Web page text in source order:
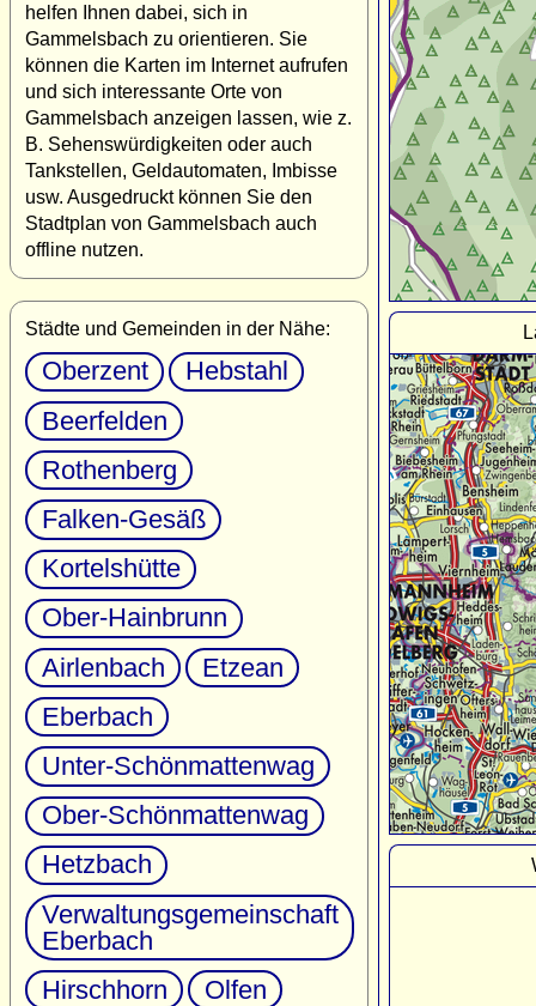
helfen Ihnen dabei, sich in
Gammelsbach zu orientieren. Sie
können die Karten im Internet aufrufen
und sich interessante Orte von
Gammelsbach anzeigen lassen, wie z.
B. Sehenswürdigkeiten oder auch
Tankstellen, Geldautomaten, Imbisse
usw. Ausgedruckt können Sie den
Stadtplan von Gammelsbach auch
offline nutzen.
Städte und Gemeinden in der Nähe:
Oberzent
Hebstahl
Beerfelden
Rothenberg
Falken-Gesäß
Kortelshütte
Ober-Hainbrunn
Airlenbach
Etzean
Eberbach
Unter-Schönmattenwag
Ober-Schönmattenwag
Hetzbach
Verwaltungsgemeinschaft
Eberbach
Hirschhorn
Olfen